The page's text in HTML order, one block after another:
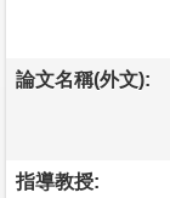
論文名稱(外文):
指導教授: